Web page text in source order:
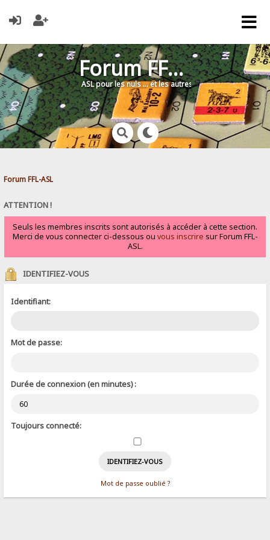
Forum FFL-ASL
ASL pour les nuls … et les autres !
Forum FFL-ASL
ATTENTION !
Seuls les membres inscrits sont autorisés à accéder à cette section.
Merci de vous connecter ci-dessous ou vous inscrire sur Forum FFL-
ASL.
IDENTIFIEZ-VOUS
Identifiant:
Mot de passe:
Durée de connexion (en minutes) :
Toujours connecté:
Mot de passe oublié ?